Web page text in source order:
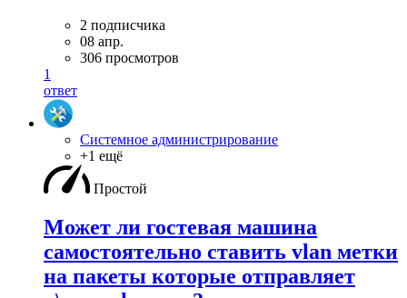
2 подписчика
08 апр.
306 просмотров
1
ответ
Системное администрирование
+1 ещё
Простой
Может ли гостевая машина
самостоятельно ставить vlan метки
на пакеты которые отправляет